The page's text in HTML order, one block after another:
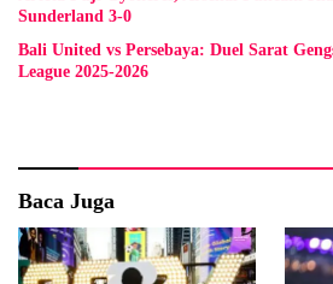
Sunderland 3-0
Bali United vs Persebaya: Duel Sarat
League 2025-2026
Baca Juga